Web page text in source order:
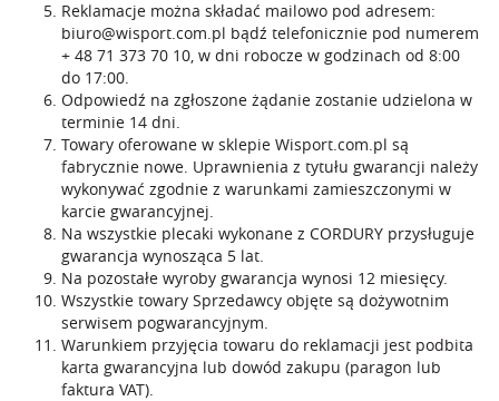
Reklamacje można składać mailowo pod adresem:
biuro@wisport.com.pl bądź telefonicznie pod numerem
+ 48 71 373 70 10, w dni robocze w godzinach od 8:00
do 17:00.
Odpowiedź na zgłoszone żądanie zostanie udzielona w
terminie 14 dni.
Towary oferowane w sklepie Wisport.com.pl są
fabrycznie nowe. Uprawnienia z tytułu gwarancji należy
wykonywać zgodnie z warunkami zamieszczonymi w
karcie gwarancyjnej.
Na wszystkie plecaki wykonane z CORDURY przysługuje
gwarancja wynosząca 5 lat.
Na pozostałe wyroby gwarancja wynosi 12 miesięcy.
Wszystkie towary Sprzedawcy objęte są dożywotnim
serwisem pogwarancyjnym.
Warunkiem przyjęcia towaru do reklamacji jest podbita
karta gwarancyjna lub dowód zakupu (paragon lub
faktura VAT).